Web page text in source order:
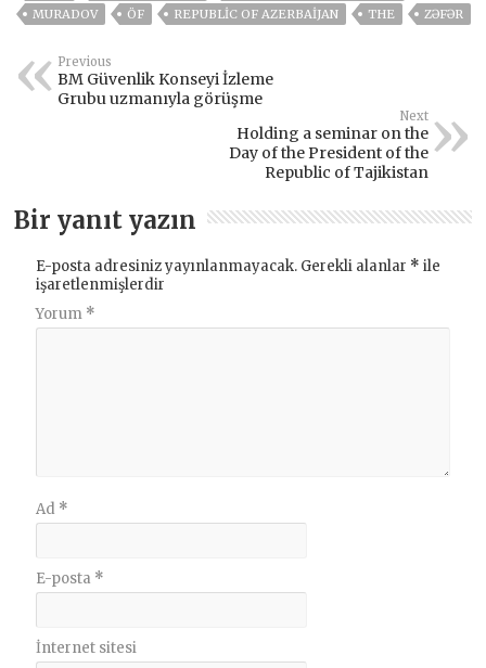
MURADOV
ÖF REPUBLIC OF AZERBAIJAN THE ZƏFƏR
Previous
BM Güvenlik Konseyi İzleme
Grubu uzmanıyla görüşme
Next
Holding a seminar on the
Day of the President of the
Republic of Tajikistan
Bir yanıt yazın
E-posta adresiniz yayınlanmayacak. Gerekli alanlar * ile
işaretlenmişlerdir
Yorum *
Ad *
E-posta *
İnternet sitesi